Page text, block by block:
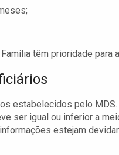
têm prioridade para
estabelecidos pelo
ser igual ou inferior a
estejam